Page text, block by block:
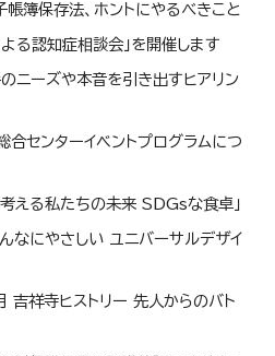
帳簿保存法、ホントにやるべきこと
る認知症相談会」を開催します
ニーズや本音を引き出すヒアリン
センターイベントプログラムにつ
える私たちの未来 SDGsな食卓」
なにやさしい ユニバーサルデザイ
吉祥寺ヒストリー 先人からのバト